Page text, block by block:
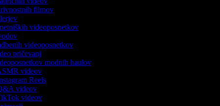
filmov
videoposnetkov
videoposnetkov
pričevanj
modnih haulov
videov
Reels
videov
videov